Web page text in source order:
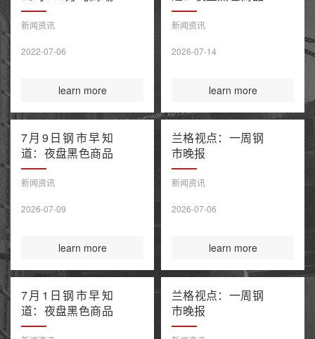
不锈钢项目产能置
换方案公示
新闻资讯
2022-07-06
learn more
多数收跌 阿联酋
油轮在霍尔木兹海
伦特原油涨超9%
新闻资讯
2026-07-14
learn more
7月9日钢市早知
道：夜盘黑色商品
整体收涨 原油大
涨引爆全球债市抛
忘录“已终结”
新闻资讯
2026-07-09
learn more
兰格视点：一周钢
市晚报
新闻资讯
2026-07-06
learn more
7月1日钢市早知
道：夜盘黑色商品
窄幅波动 上半年
兰格视点：一周钢
市晚报